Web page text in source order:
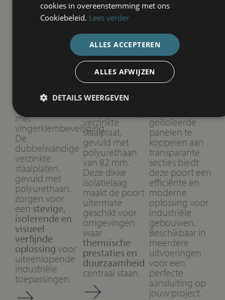
sectionaalpoort
uit microline
sandwichpanelen
met
vingerklembeveiliging.
De
dubbelwandige
verzinkte
staalplaten,
gevuld met
polyurethaan,
zorgen voor
een stevige,
isolerende en
visueel
verfijnde
oplossing voor
uiteenlopende
industriële
toepassingen.
L-doornassau
ST80
De L-
doornassau
sectionaalpoort
bestaat uit
robuuste
sandwichpanelen
met een
verzinkte
staalplaat,
gevuld met
polyurethaan
van 82 mm.
Deze dikke
isolatielaag
maakt de poort
uitermate
geschikt voor
omgevingen
waar
thermische
prestaties en
duurzaamheid
centraal staan.
L-doornassau
De L-
doornassau
9000MI (Mix
Insulated)
sectionaalpoort
combineert
geïsoleerde
panelen te
koppelen aan
transparante
secties biedt
deze poort een
efficiënte en
moderne
oplossing voor
industriële
gebouwen.
Beschikbaar in
meerdere
uitvoeringen
voor een
perfecte
aansluiting op
jouw project.
cookies in overeenstemming met ons
Cookiebeleid. Lees verder
ALLES ACCEPTEREN
ALLES AFWIJZEN
DETAILS WEERGEVEN